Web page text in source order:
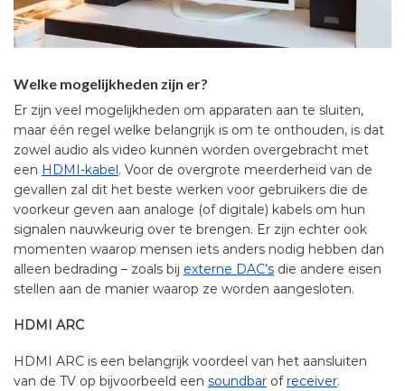
Welke mogelijkheden zijn er?
Er zijn veel mogelijkheden om apparaten aan te sluiten,
maar één regel welke belangrijk is om te onthouden, is dat
zowel audio als video kunnen worden overgebracht met
een HDMI-kabel. Voor de overgrote meerderheid van de
gevallen zal dit het beste werken voor gebruikers die de
voorkeur geven aan analoge (of digitale) kabels om hun
signalen nauwkeurig over te brengen. Er zijn echter ook
momenten waarop mensen iets anders nodig hebben dan
alleen bedrading – zoals bij externe DAC’s die andere eisen
stellen aan de manier waarop ze worden aangesloten.
HDMI ARC
HDMI ARC is een belangrijk voordeel van het aansluiten
van de TV op bijvoorbeeld een soundbar ofreceiver.